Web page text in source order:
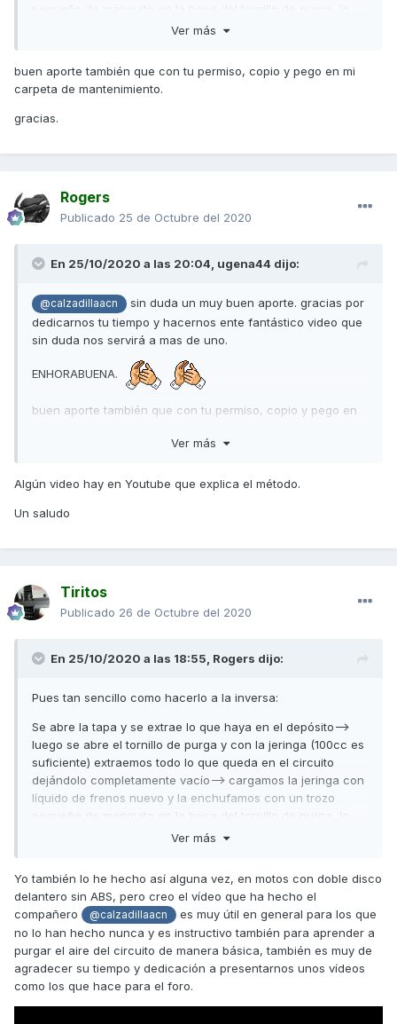
vamos inyectando--> oiremos como sale todo el aire por por
el tornillo y listo, ya esta purgado y cambiado el líquido sin
el más mínimo resquicio de aire. Y todo ello sin el coñazo
de estar dándole a la maneta y apretando/aflojando el
Ver más
buen aporte también que con tu permiso, copio y pego en mi
carpeta de mantenimiento.
gracias.
Rogers
Publicado 25 de Octubre del 2020
En 25/10/2020 a las 20:04, ugena44 dijo:
@calzadillaacn
sin duda un muy buen aporte. gracias por
dedicarnos tu tiempo y hacernos ente fantástico video que
sin duda nos servirá a mas de uno.
ENHORABUENA.
buen aporte también que con tu permiso, copio y pego en
Ver más
Algún video hay en Youtube que explica el método.
Un saludo
Tiritos
Publicado 26 de Octubre del 2020
En 25/10/2020 a las 18:55, Rogers dijo:
Pues tan sencillo como hacerlo a la inversa:
Se abre la tapa y se extrae lo que haya en el depósito-->
luego se abre el tornillo de purga y con la jeringa (100cc es
suficiente) extraemos todo lo que queda en el circuito
dejándolo completamente vacío--> cargamos la jeringa con
líquido de frenos nuevo y la enchufamos con un trozo
pequeño de manguito en la boca del tornillo de purga, lo
vamos inyectando--> oiremos como sale todo el aire por por
el tornillo y listo, ya esta purgado y cambiado el líquido sin
el más mínimo resquicio de aire. Y todo ello sin el coñazo
de estar dándole a la maneta y apretando/aflojando el
tornillo con la llave.
Un saludo
Ver más
Yo también lo he hecho así alguna vez, en motos con doble disco
delantero sin ABS, pero creo el vídeo que ha hecho el
compañero
@calzadillaacn
es muy útil en general para los que
no lo han hecho nunca y es instructivo también para aprender a
purgar el aire del circuito de manera básica, también es muy de
agradecer su tiempo y dedicación a presentarnos unos vídeos
como los que hace para el foro.